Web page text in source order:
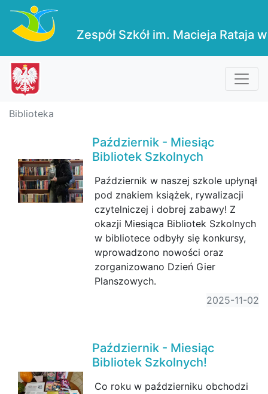
Zespół Szkół im. Macieja Rataja
Biblioteka
Październik - Miesiąc
Bibliotek Szkolnych
Październik w naszej szkole upłynął
pod znakiem książek, rywalizacji
czytelniczej i dobrej zabawy! Z
okazji Miesiąca Bibliotek Szkolnych
w bibliotece odbyły się konkursy,
wprowadzono nowości oraz
zorganizowano Dzień Gier
Planszowych.
2025-11-02
Październik - Miesiąc
Bibliotek Szkolnych!
Co roku w październiku obchodzi